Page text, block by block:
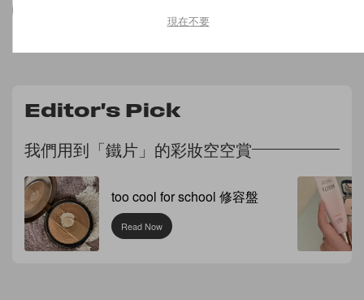
Editor's Pick
我們用到「鐵片」的彩妝空空賞
too cool for school 修容盤
Read Now
現在不要